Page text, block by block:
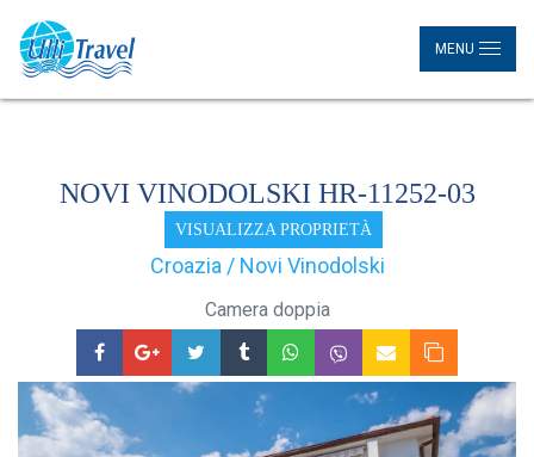
MENU
NOVI VINODOLSKI HR-11252-03
VISUALIZZA PROPRIETÀ
Croazia / Novi Vinodolski
Camera doppia